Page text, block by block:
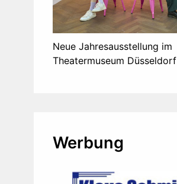
Neue Jahresausstellung im
Theatermuseum Düsseldorf
Werbung